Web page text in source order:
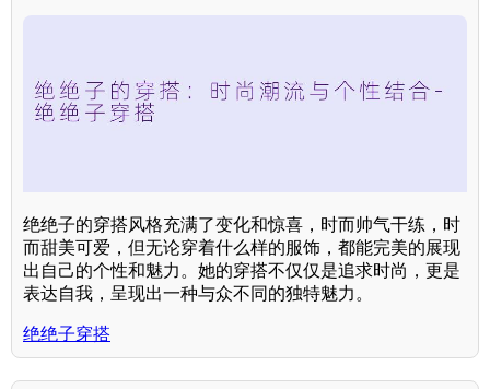
绝绝子的穿搭风格充满了变化和惊喜，时而帅气干练，时
而甜美可爱，但无论穿着什么样的服饰，都能完美的展现
出自己的个性和魅力。她的穿搭不仅仅是追求时尚，更是
表达自我，呈现出一种与众不同的独特魅力。
绝绝子穿搭